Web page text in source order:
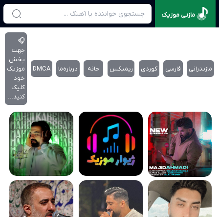
مازنی موزیک
مازندرانی فارسی کوردی ریمیکس خانه درباره‌‌ما DMCA
🎧
جهت
پخش
موزیک
خود
کلیک
کنید…